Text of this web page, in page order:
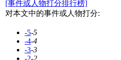
[事件或人物打分排行榜]
对本文中的事件或人物打分:
-5-5
-4-4
-3-3